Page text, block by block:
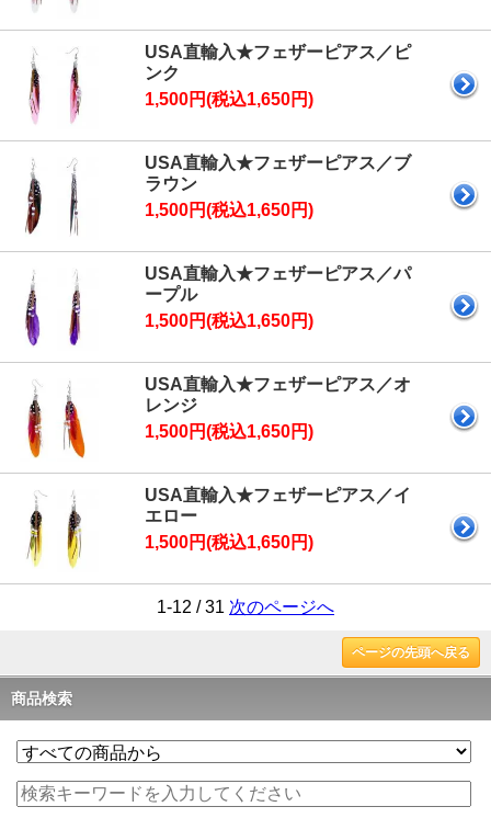
USA直輸入★フェザーピアス／ピ
ンク
1,500円(税込1,650円)
USA直輸入★フェザーピアス／ブ
ラウン
1,500円(税込1,650円)
USA直輸入★フェザーピアス／パ
ープル
1,500円(税込1,650円)
USA直輸入★フェザーピアス／オ
レンジ
1,500円(税込1,650円)
USA直輸入★フェザーピアス／イ
エロー
1,500円(税込1,650円)
1-12 / 31 次のページへ
ページの先頭へ戻る
商品検索